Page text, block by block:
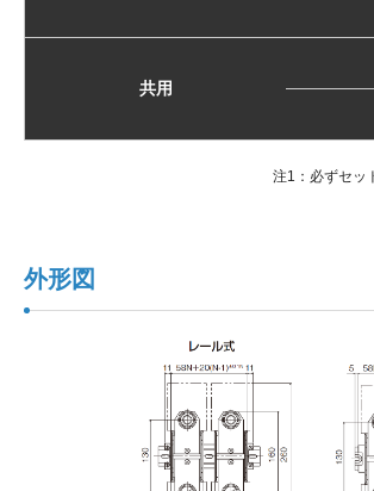
共用
注1：必ずセッ
外形図